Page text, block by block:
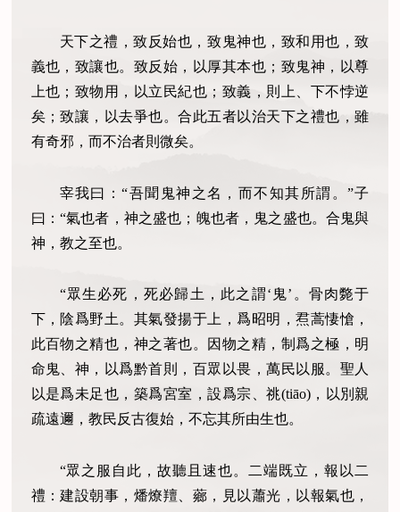
天下之禮，致反始也，致鬼神也，致和用也，致
義也，致讓也。致反始，以厚其本也；致鬼神，以尊
上也；致物用，以立民紀也；致義，則上、下不悖逆
矣；致讓，以去爭也。合此五者以治天下之禮也，雖
有奇邪，而不治者則微矣。
宰我曰：“吾聞鬼神之名，而不知其所謂。”子
曰：“氣也者，神之盛也；魄也者，鬼之盛也。合鬼與
神，教之至也。
“眾生必死，死必歸土，此之謂‘鬼’。骨肉斃于
下，陰爲野土。其氣發揚于上，爲昭明，焄蒿悽愴，
此百物之精也，神之著也。因物之精，制爲之極，明
命鬼、神，以爲黔首則，百眾以畏，萬民以服。聖人
以是爲未足也，築爲宮室，設爲宗、祧(tiāo)，以別親
疏遠邇，教民反古復始，不忘其所由生也。
“眾之服自此，故聽且速也。二端既立，報以二
禮：建設朝事，燔燎羶、薌，見以蕭光，以報氣也，